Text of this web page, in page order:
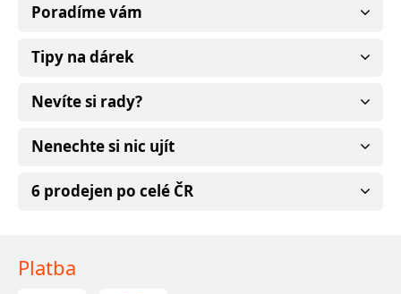
Poradíme vám
Tipy na dárek
Nevíte si rady?
Nenechte si nic ujít
6 prodejen po celé ČR
Platba